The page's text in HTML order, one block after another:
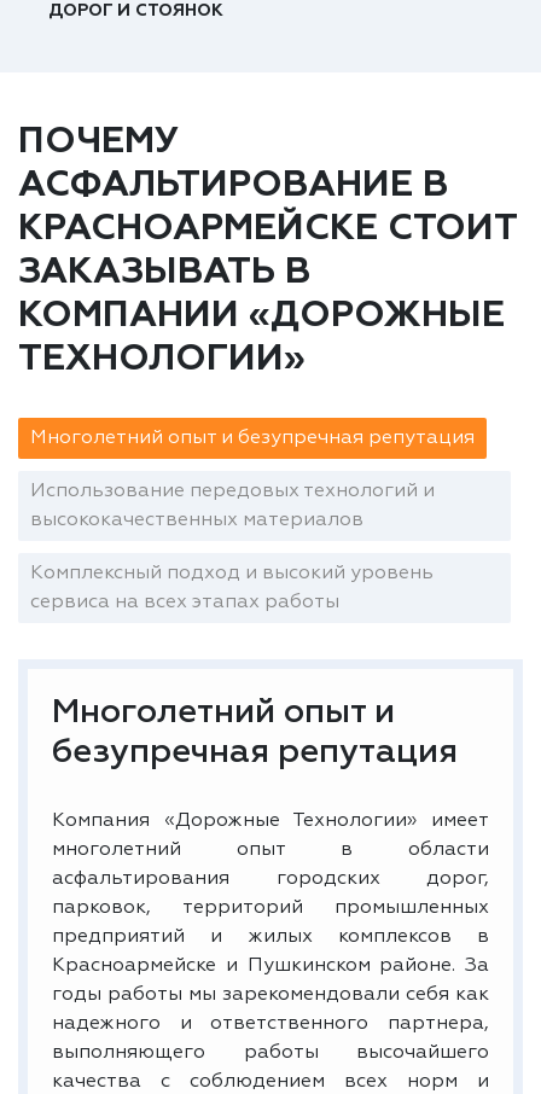
ДОРОГ И СТОЯНОК
ПОЧЕМУ
АСФАЛЬТИРОВАНИЕ В
КРАСНОАРМЕЙСКЕ СТОИТ
ЗАКАЗЫВАТЬ В
КОМПАНИИ «ДОРОЖНЫЕ
ТЕХНОЛОГИИ»
Многолетний опыт и безупречная репутация
Использование передовых технологий и
высококачественных материалов
Комплексный подход и высокий уровень
сервиса на всех этапах работы
Многолетний опыт и
безупречная репутация
Компания «Дорожные Технологии» имеет
многолетний опыт в области
асфальтирования городских дорог,
парковок, территорий промышленных
предприятий и жилых комплексов в
Красноармейске и Пушкинском районе. За
годы работы мы зарекомендовали себя как
надежного и ответственного партнера,
выполняющего работы высочайшего
качества с соблюдением всех норм и